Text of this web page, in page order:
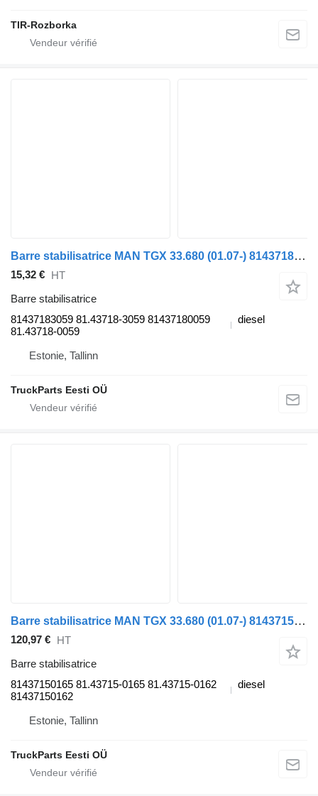
TIR-Rozborka
Barre stabilisatrice MAN TGX 33.680 (01.07-) 81437183059 pour tracteur routier MAN TGL, TGM, TGS, TGX (2005-2021)
15,32 € HT
Barre stabilisatrice
81437183059 81.43718-3059 81437180059
81.43718-0059
diesel
Estonie, Tallinn
TruckParts Eesti OÜ
Barre stabilisatrice MAN TGX 33.680 (01.07-) 81437150165 pour tracteur routier MAN TGL, TGM, TGS, TGX (2005-2021)
120,97 € HT
Barre stabilisatrice
81437150165 81.43715-0165 81.43715-0162
81437150162
diesel
Estonie, Tallinn
TruckParts Eesti OÜ